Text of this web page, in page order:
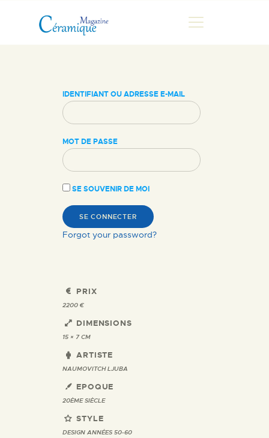
MAGAZINE
CHRONIQUES DE LUC
FONTAINE
HISTOIRE
LES ARTISTES
GALERIES
DOCUMENTATION
CONTACT
IDENTIFIANT OU ADRESSE E-MAIL
MOT DE PASSE
SE SOUVENIR DE MOI
Forgot your password?
PRIX
2200 €
DIMENSIONS
15 × 7 CM
ARTISTE
NAUMOVITCH LJUBA
EPOQUE
20ÈME SIÈCLE
STYLE
DESIGN ANNÉES 50-60